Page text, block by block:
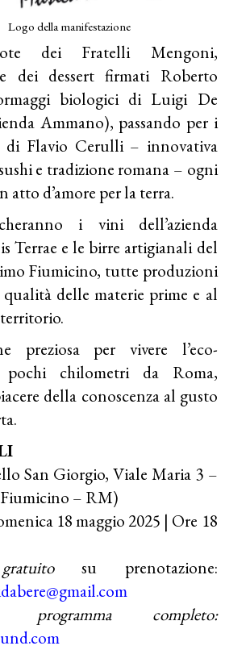
Logo della manifestazione
dei Fratelli Mengoni,
dei dessert firmati Roberto
biologici di Luigi De
Ammano), passando per i
di Flavio Cerulli – innovativa
e tradizione romana – ogni
atto d’amore per la terra.
i vini dell’azienda
Terrae e le birre artigianali del
Fiumicino, tutte produzioni
delle materie prime e al
preziosa per vivere l’eco-
chilometri da Roma,
della conoscenza al gusto
San Giorgio, Viale Maria 3 –
– RM)
18 maggio 2025 | Ore 18
su prenotazione:
completo: